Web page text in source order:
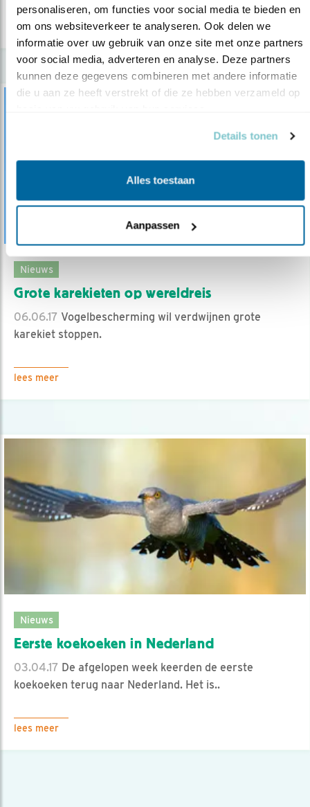
personaliseren, om functies voor social media te bieden en
om ons websiteverkeer te analyseren. Ook delen we
informatie over uw gebruik van onze site met onze partners
voor social media, adverteren en analyse. Deze partners
kunnen deze gegevens combineren met andere informatie
die u aan ze heeft verstrekt of die ze hebben verzameld op
Details tonen
Alles toestaan
Aanpassen
lees meer
Nieuws
Grote karekieten op wereldreis
06.06.17 Vogelbescherming wil verdwijnen grote
karekiet stoppen.
lees meer
Nieuws
Eerste koekoeken in Nederland
03.04.17 De afgelopen week keerden de eerste
koekoeken terug naar Nederland. Het is..
lees meer